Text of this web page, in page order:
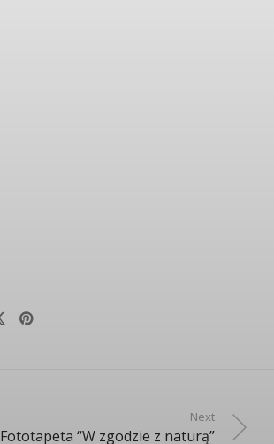
Next
Fototapeta “W zgodzie z naturą”